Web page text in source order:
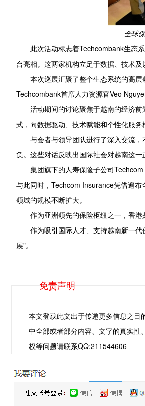
全球
此次活动标志着Techcombank生
台亮相。这两家机构立足于数据、技术
本次巡展汇聚了整个生态系统的高
Techcombank首席人力资源官Veo
活动期间的讨论聚焦于越南的经济
式，向数据驱动、技术赋能和个性化服务
与会者与领导团队进行了深入交流
负。这些对话反映出国际社会对越南这
集团旗下的人寿保险子公司
与此同时，Techcom Insurance凭借遍
领域的规模不断扩大。
作为亚洲领先的保险枢纽之一，香
作为吸引国际人才、支持越南新一
展"。
免责声明
本文登载此文出于传递更多信息之
中全部或者部分内容、文字的真实
权等问题请联系QQ:211544606